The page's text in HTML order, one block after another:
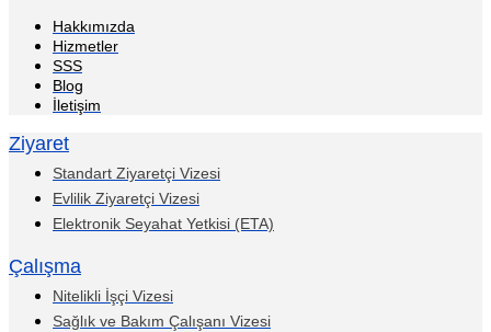
Hakkımızda
Hizmetler
SSS
Blog
İletişim
Ziyaret
Standart Ziyaretçi Vizesi
Evlilik Ziyaretçi Vizesi
Elektronik Seyahat Yetkisi (ETA)
Çalışma
Nitelikli İşçi Vizesi
Sağlık ve Bakım Çalışanı Vizesi